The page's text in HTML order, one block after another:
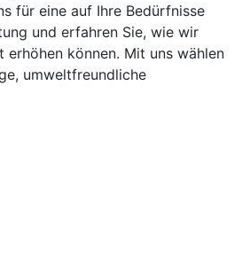
für eine auf Ihre Bedürfnisse
und erfahren Sie, wie wir
erhöhen können. Mit uns wählen
umweltfreundliche